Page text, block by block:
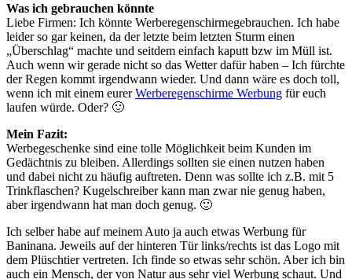
Was ich gebrauchen könnte
Liebe Firmen: Ich könnte Werberegenschirmegebrauchen. Ich habe
leider so gar keinen, da der letzte beim letzten Sturm einen
„Überschlag“ machte und seitdem einfach kaputt bzw im Müll ist.
Auch wenn wir gerade nicht so das Wetter dafür haben – Ich fürchte
der Regen kommt irgendwann wieder. Und dann wäre es doch toll,
wenn ich mit einem eurerWerberegenschirme Werbung für euch
laufen würde. Oder? 🙂
Mein Fazit:
Werbegeschenke sind eine tolle Möglichkeit beim Kunden im
Gedächtnis zu bleiben. Allerdings sollten sie einen nutzen haben
und dabei nicht zu häufig auftreten. Denn was sollte ich z.B. mit 5
Trinkflaschen? Kugelschreiber kann man zwar nie genug haben,
aber irgendwann hat man doch genug. 🙂
Ich selber habe auf meinem Auto ja auch etwas Werbung für
Baninana. Jeweils auf der hinteren Tür links/rechts ist das Logo mit
dem Plüschtier vertreten. Ich finde so etwas sehr schön. Aber ich bin
auch ein Mensch, der von Natur aus sehr viel Werbung schaut. Und